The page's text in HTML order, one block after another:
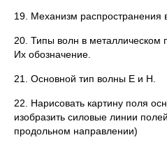
19. Механизм распространения
20. Типы волн в металлическом
Их обозначение.
21. Основной тип волны Е и Н.
22. Нарисовать картину поля
изобразить силовые линии
продольном направлении)